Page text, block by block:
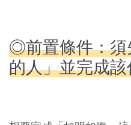
◎前置條件：須
的人」並完成